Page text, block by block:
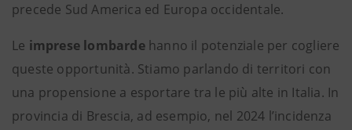
precede Sud America ed Europa occidentale.
Le imprese lombardehanno il potenziale per cogliere
queste opportunità. Stiamo parlando di territori con
una propensione a esportare tra le più alte in Italia. In
provincia di Brescia, ad esempio, nel 2024 l’incidenza